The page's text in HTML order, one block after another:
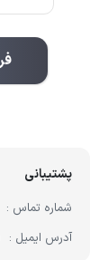
پشتیبانی
شماره تماس :
آدرس ایمیل :